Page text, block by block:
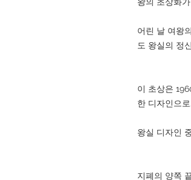
어린 날 여왕
도 왕실의 정
이 초상은
한 디자인으로,
왕실 디자인
지폐의 양쪽